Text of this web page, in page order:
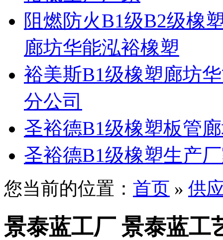
阻燃防火B1级B2级橡
廊坊华能泓裕橡塑
裕美斯B1级橡塑廊坊
分公司
圣裕德B1级橡塑板管
圣裕德B1级橡塑生产
您当前的位置： 首页 » 供
景泰蓝工厂 景泰蓝工